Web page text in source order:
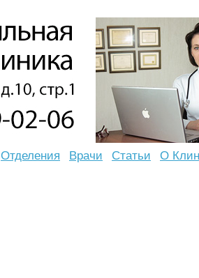
Отделения Врачи Статьи О